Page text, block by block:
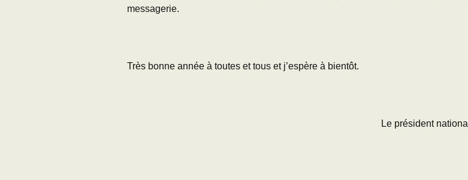
messagerie.
Très bonne année à toutes et tous et j’espère à bientôt.
Le président national